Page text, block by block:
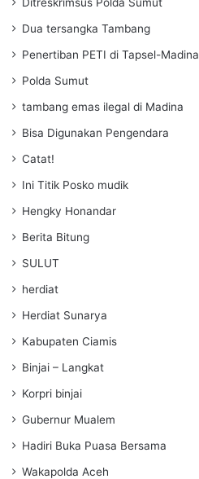
Dua tersangka Tambang
Penertiban PETI di Tapsel-Madina
Polda Sumut
tambang emas ilegal di Madina
Bisa Digunakan Pengendara
Catat!
Ini Titik Posko mudik
Hengky Honandar
Berita Bitung
SULUT
herdiat
Herdiat Sunarya
Kabupaten Ciamis
Binjai – Langkat
Korpri binjai
Gubernur Mualem
Hadiri Buka Puasa Bersama
Wakapolda Aceh